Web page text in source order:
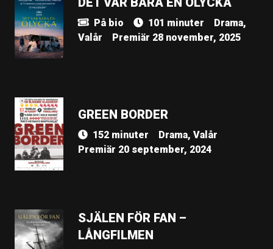
På bio 101 minuter
Drama,
Valår
Premiär 28 november, 2025
GREEN BORDER
152 minuter
Drama, Valår
Premiär 20 september, 2024
SJÄLEN FÖR FAN –
LÅNGFILMEN